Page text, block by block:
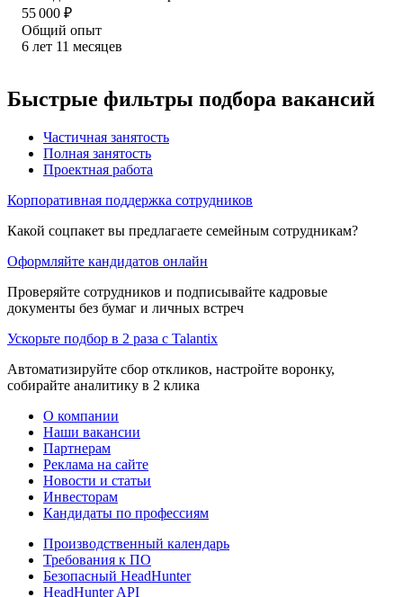
55 000 ₽
Общий опыт
6 лет 11 месяцев
Быстрые фильтры подбора вакансий
Частичная занятость
Полная занятость
Проектная работа
Корпоративная поддержка сотрудников
Какой соцпакет вы предлагаете семейным сотрудникам?
Оформляйте кандидатов онлайн
Проверяйте сотрудников и подписывайте кадровые
документы без бумаг и личных встреч
Ускорьте подбор в 2 раза с Talantix
Автоматизируйте сбор откликов, настройте воронку,
собирайте аналитику в 2 клика
О компании
Наши вакансии
Партнерам
Реклама на сайте
Новости и статьи
Инвесторам
Кандидаты по профессиям
Производственный календарь
Требования к ПО
Безопасный HeadHunter
HeadHunter API